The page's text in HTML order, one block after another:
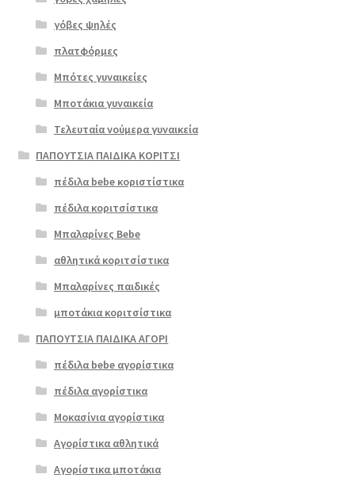
γή
γόβες ψηλές
πλατφόρμες
Μπότες γυναικείες
Μποτάκια γυναικεία
Τελευταία νούμερα γυναικεία
ΠΑΠΟΥΤΣΙΑ ΠΑΙΔΙΚΑ ΚΟΡΙΤΣΙ
πέδιλα bebe κοριστίστικα
πέδιλα κοριτσίστικα
Μπαλαρίνες Bebe
αθλητικά κοριτσίστικα
Μπαλαρίνες παιδικές
μποτάκια κοριτσίστικα
ΠΑΠΟΥΤΣΙΑ ΠΑΙΔΙΚΑ ΑΓΟΡΙ
πέδιλα bebe αγορίστικα
πέδιλα αγορίστικα
Μοκασίνια αγορίστικα
Αγορίστικα αθλητικά
Αγορίστικα μποτάκια